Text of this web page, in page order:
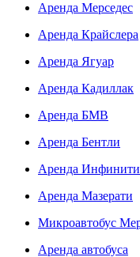
Аренда Мерседес
Аренда Крайслера
Аренда Ягуар
Аренда Кадиллак
Аренда БМВ
Аренда Бентли
Аренда Инфинити
Аренда Мазерати
Микроавтобус
Аренда автобуса